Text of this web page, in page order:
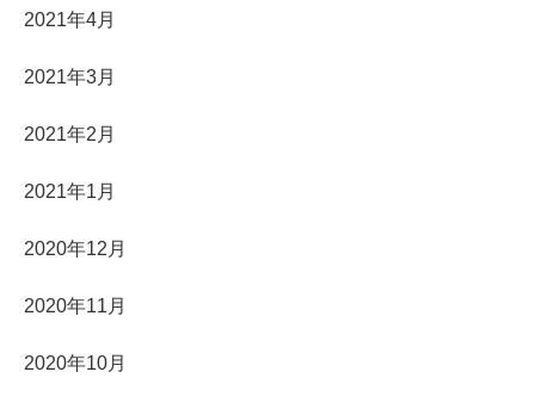
2021年4月
2021年3月
2021年2月
2021年1月
2020年12月
2020年11月
2020年10月